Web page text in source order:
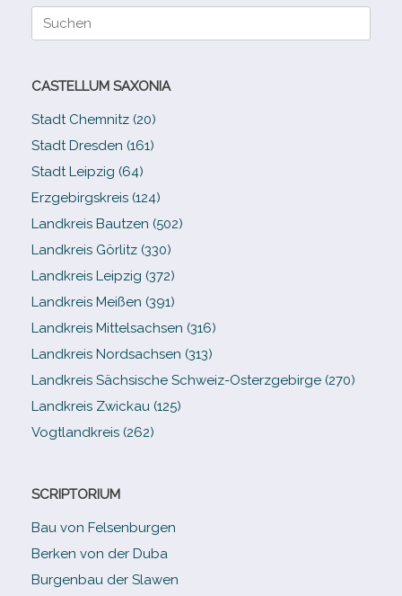
Suche
CASTELLUM SAXONIA
Stadt Chemnitz (20)
Stadt Dresden (161)
Stadt Leipzig (64)
Erzgebirgskreis (124)
Landkreis Bautzen (502)
Landkreis Görlitz (330)
Landkreis Leipzig (372)
Landkreis Meißen (391)
Landkreis Mittelsachsen (316)
Landkreis Nordsachsen (313)
Landkreis Sächsische Schweiz-​Osterzgebirge (270)
Landkreis Zwickau (125)
Vogtlandkreis (262)
SCRIPTORIUM
Bau von Felsenburgen
Berken von der Duba
Burgenbau der Slawen